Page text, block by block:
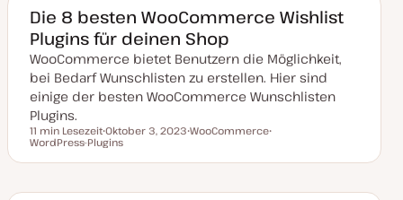
k
t
u
a
l
s
i
e
t
Die 8 besten WooCommerce Wishlist
Plugins für deinen Shop
WooCommerce bietet Benutzern die Möglichkeit,
bei Bedarf Wunschlisten zu erstellen. Hier sind
einige der besten WooCommerce Wunschlisten
Plugins.
Lesezeit
11 min Lesezeit
D
t
m
Oktober 3, 2023
e
a
WooCommerce
e
a
WordPress-Plugins